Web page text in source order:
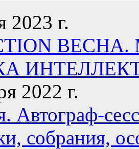
2023 г.
2022 г.
Автограф-
собрания,